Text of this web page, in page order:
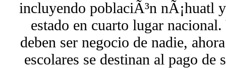
incluyendo poblaciÃ³n nÃ¡huatl
estado en cuarto lugar
deben ser negocio de nadie,
escolares se destinan al pago